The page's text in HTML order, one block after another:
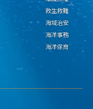
救生救難
海域治安
海洋事務
海洋保育